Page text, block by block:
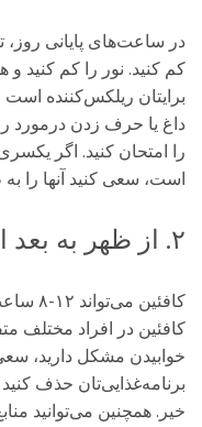
در ساعت‌های پایانی روز،
کم کنید. نور را کم کنید و
برایتان ریلکس‌کننده است
داغ یا حرف زدن درمورد
را امتحان کنید. اگر
است، سعی کنید آنها را
۲. از ظهر به بعد استفاده نکنید.
کافئین در افراد مختلف
خوابیدن مشکل دارید،
برنامه‌غذایی‌تان حذف
خیر. همچنین می‌توانید